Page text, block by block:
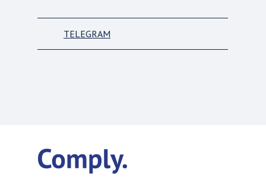
TELEGRAM